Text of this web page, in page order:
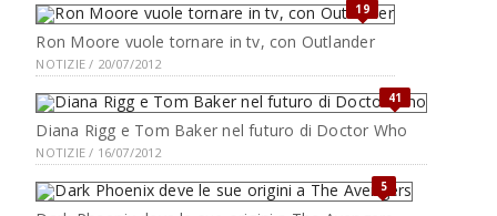
19
Ron Moore vuole tornare in tv, con Outlander
NOTIZIE / 20/07/2012
41
Diana Rigg e Tom Baker nel futuro di Doctor Who
NOTIZIE / 16/07/2012
5